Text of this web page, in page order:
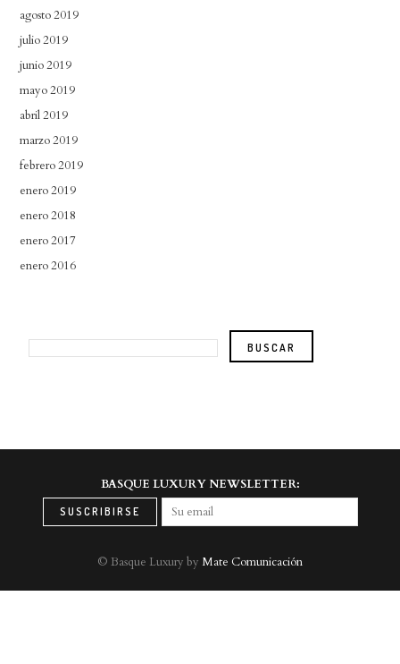
agosto 2019
julio 2019
junio 2019
mayo 2019
abril 2019
marzo 2019
febrero 2019
enero 2019
enero 2018
enero 2017
enero 2016
BASQUE LUXURY NEWSLETTER:
© Basque Luxury by Mate Comunicación